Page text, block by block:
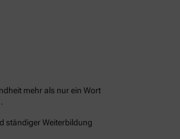
mehr als nur ein Wort
ständiger Weiterbildung